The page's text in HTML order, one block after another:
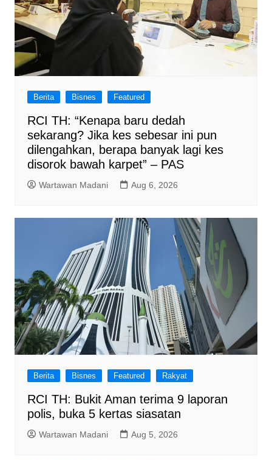
Berita Bisnes Featured
RCI TH: “Kenapa baru dedah
sekarang? Jika kes sebesar ini pun
dilengahkan, berapa banyak lagi kes
disorok bawah karpet” – PAS
Wartawan Madani Aug 6, 2026
Berita Bisnes Featured Rakyat
RCI TH: Bukit Aman terima 9 laporan
polis, buka 5 kertas siasatan
Wartawan Madani Aug 5, 2026